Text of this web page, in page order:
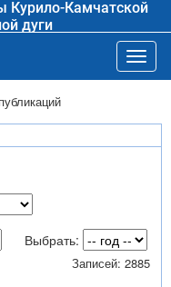
Курило-Камчатской
дуги
Выбрать:
Записей: 2885